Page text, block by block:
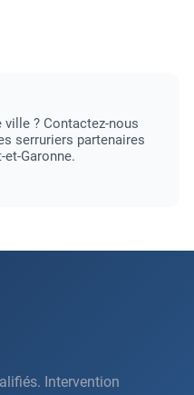
? Contactez-nous
serruriers partenaires
Garonne.
Intervention